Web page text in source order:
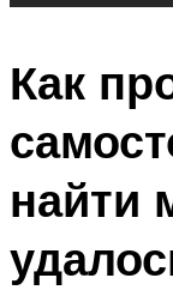
Как
найти